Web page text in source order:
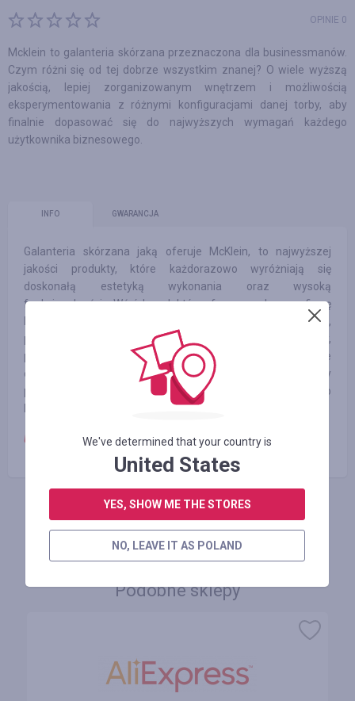
OPINIE 0
Mcklein to galanteria skórzana przeznaczona dla businessmanów.
Czym różni się od tej dobrze wszystkim znanej? O wiele wyższą
jakością, lepiej zorganizowanym wnętrzem i możliwością
eksperymentowania z różnymi konfiguracjami danej torby, aby
finalnie dopasować się do najwyższych wymagań każdego
użytkownika biznesowego.
INFO GWARANCJA
Galanteria skórzana jaką oferuje McKlein, to najwyższej
jakości produkty, które każdorazowo wyróżniają się
doskonałą estetyką wykonania oraz wysoką
funkcjonalnością. Wśród produktów oferowanych przez firmę
McKlein znajdą Państwo m.in. eleganckie teczki skórzane,
plecaki skórzane, torby na ramię, pokrowce na laptopy,
pojemne torby na kółkach, a także trwałe i niezwykle
estetyczne portfele skórzane o różnych kształtach czy
poręczne etui skórzane do przechowywania wizytówek lub
Uwaga: 4% dla zamówień produktów McKlein
Podobne sklepy
We've determined that your country is
United States
YES, SHOW ME THE STORES
NO, LEAVE IT AS POLAND